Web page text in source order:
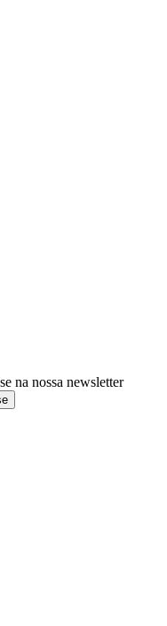
na nossa newsletter